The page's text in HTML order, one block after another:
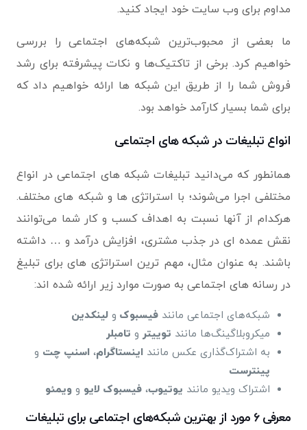
مداوم برای وب سایت خود ایجاد کنید.
ما بعضی از محبوب‌ترین شبکه‌های اجتماعی را بررسی
خواهیم کرد. برخی از تاکتیک‌ها و نکات پیشرفته برای رشد
فروش شما را از طریق این شبکه ها ارائه خواهیم داد که
برای شما بسیار کارآمد خواهد بود.
انواع تبلیغات در شبکه های اجتماعی
همانطور که می‌دانید تبلیغات شبکه های اجتماعی در انواع
مختلفی اجرا می‌شوند؛ با استراتژی ها و شبکه های مختلف.
هرکدام از آنها نسبت به اهداف کسب و کار شما می‌توانند
نقش عمده ای در جذب مشتری، افزایش درآمد و … داشته
باشند. به عنوان مثال، مهم ترین استراتژی های برای تبلیغ
در رسانه های اجتماعی به صورت موارد زیر ارائه شده اند:
شبکه‌های اجتماعی مانندفیسبوک ولینکدین
میکروبلاگینگ‌ها مانند توییتر و تامبلر
به اشتراک‌گذاری عکس ماننداینستاگرام،اسنپ چت و
پینترست
اشتراک ویدیو مانند یوتیوب،فیسبوک لایو وویمئو
معرفی ۶ مورد از بهترین شبکه‌های اجتماعی برای تبلیغات